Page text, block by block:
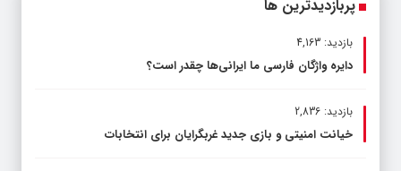
پربازدیدترین ها
بازدید: 4,163
دایره واژگان فارسی ما ایرانی‌ها چقدر است؟
بازدید: 2,836
خیانت امنیتی و بازی جدید غربگرایان برای انتخابات